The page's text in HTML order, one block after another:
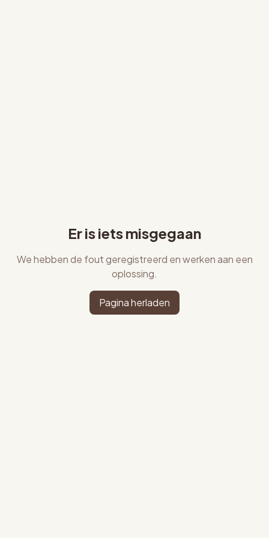
Er is iets misgegaan
We hebben de fout geregistreerd en werken aan een
oplossing.
Pagina herladen